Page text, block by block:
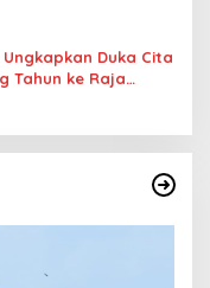
Duka Cita
Tahun ke Raja